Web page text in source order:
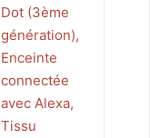
Dot (3ème
génération),
Enceinte
connectée
avec Alexa,
Tissu